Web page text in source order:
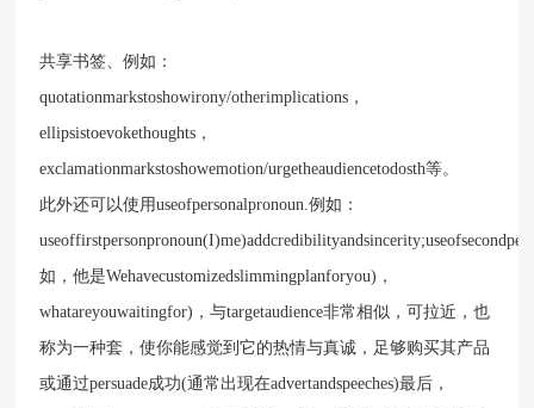
共享书签、例如：
quotationmarkstoshowirony/otherimplications，
ellipsistoevokethoughts，
exclamationmarkstoshowemotion/urgetheaudiencetodosth等。
此外还可以使用useofpersonalpronoun.例如：
如，他是Wehavecustomizedslimmingplanforyou)，
whatareyouwaitingfor)，与targetaudience非常相似，可拉近，也
称为一种套，使你能感觉到它的热情与真诚，足够购买其产品
或通过persuade成功(通常出现在advertandspeeches)最后，